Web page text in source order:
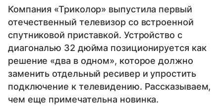
Компания «Триколор» выпустила первый
отечественный телевизор со встроенной
спутниковой приставкой. Устройство с
диагональю 32 дюйма позиционируется как
решение «два в одном», которое должно
заменить отдельный ресивер и упростить
подключение к телевидению. Рассказываем,
чем еще примечательна новинка.